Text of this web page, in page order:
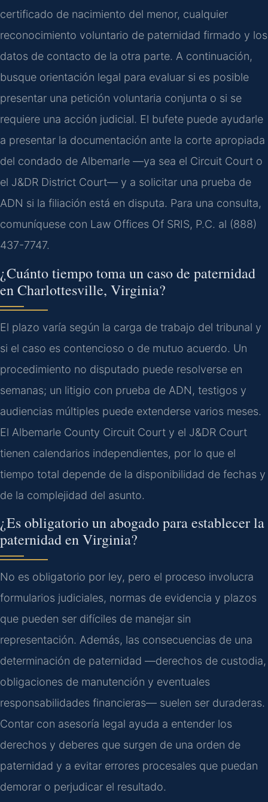
certificado de nacimiento del menor, cualquier
reconocimiento voluntario de paternidad firmado y los
datos de contacto de la otra parte. A continuación,
busque orientación legal para evaluar si es posible
presentar una petición voluntaria conjunta o si se
requiere una acción judicial. El bufete puede ayudarle
a presentar la documentación ante la corte apropiada
del condado de Albemarle —ya sea el Circuit Court o
el J&DR District Court— y a solicitar una prueba de
ADN si la filiación está en disputa. Para una consulta,
comuníquese con Law Offices Of SRIS, P.C. al (888)
437-7747.
¿Cuánto tiempo toma un caso de paternidad
en Charlottesville, Virginia?
El plazo varía según la carga de trabajo del tribunal y
si el caso es contencioso o de mutuo acuerdo. Un
procedimiento no disputado puede resolverse en
semanas; un litigio con prueba de ADN, testigos y
audiencias múltiples puede extenderse varios meses.
El Albemarle County Circuit Court y el J&DR Court
tienen calendarios independientes, por lo que el
tiempo total depende de la disponibilidad de fechas y
de la complejidad del asunto.
¿Es obligatorio un abogado para establecer la
paternidad en Virginia?
No es obligatorio por ley, pero el proceso involucra
formularios judiciales, normas de evidencia y plazos
que pueden ser difíciles de manejar sin
representación. Además, las consecuencias de una
determinación de paternidad —derechos de custodia,
obligaciones de manutención y eventuales
responsabilidades financieras— suelen ser duraderas.
Contar con asesoría legal ayuda a entender los
derechos y deberes que surgen de una orden de
paternidad y a evitar errores procesales que puedan
demorar o perjudicar el resultado.